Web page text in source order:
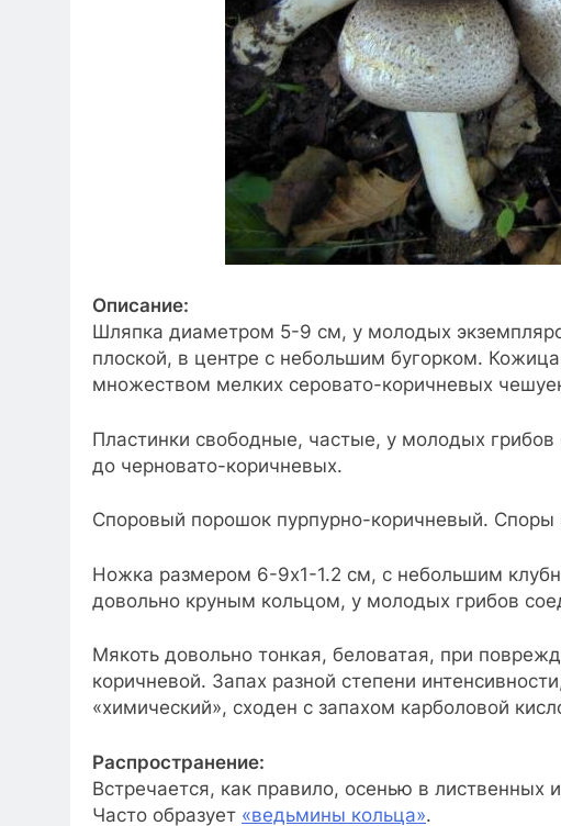
Описание:
Шляпка диаметром 5-9 см, у молодых
плоской, в центре с небольшим бугорком.
множеством мелких серовато-коричневых
Пластинки свободные, частые, у молодых
до черновато-коричневых.
Споровый порошок пурпурно-коричневый.
Ножка размером 6-9х1-1.2 см, с небольшим
довольно круным кольцом, у молодых грибов
Мякоть довольно тонкая, беловатая, при
коричневой. Запах разной степени
«химический», сходен с запахом карболовой
Распространение:
Встречается, как правило, осенью в
Часто образует «ведьмины кольца».